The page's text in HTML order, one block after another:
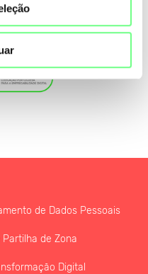
de Dados Pessoais
Partilha de Zona
Digital